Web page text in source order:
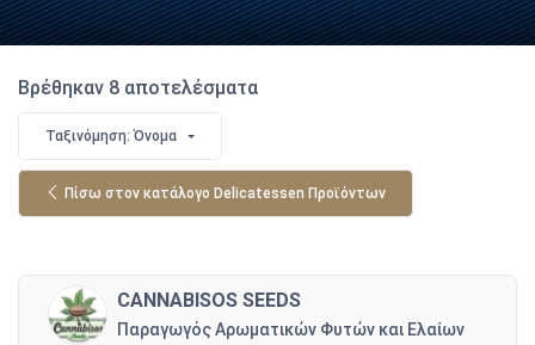
Βρέθηκαν 8 αποτελέσματα
Ταξινόμηση: Όνομα
Πίσω στον κατάλογο Delicatessen Προϊόντων
CANNABISOS SEEDS
Παραγωγός Αρωματικών Φυτών και Ελαίων